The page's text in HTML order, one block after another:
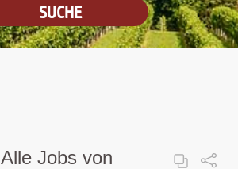
SUCHE
Alle Jobs von